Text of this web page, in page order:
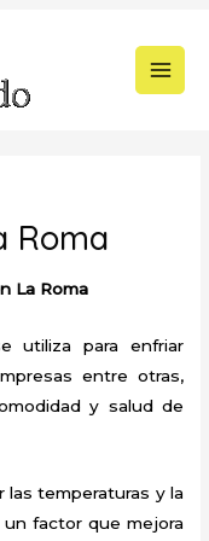
Roma
La Roma
utiliza para enfriar
entre otras,
y salud de
las temperaturas y la
factor que mejora